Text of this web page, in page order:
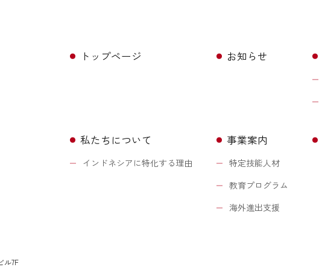
トップページ お知らせ
私たちについて
インドネシアに特化する理由
事業案内
特定技能人材
教育プログラム
海外進出支援
ル7F